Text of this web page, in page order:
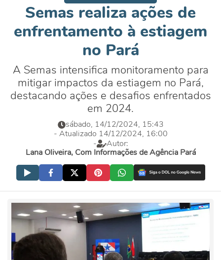
Semas realiza ações de
enfrentamento à estiagem
no Pará
A Semas intensifica monitoramento para
mitigar impactos da estiagem no Pará,
destacando ações e desafios enfrentados
em 2024.
sábado, 14/12/2024, 15:43
- Atualizado 14/12/2024, 16:00
-
Autor:
Lana Oliveira, Com Informações de Agência Pará